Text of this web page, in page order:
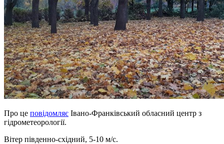
Про це повідомляє Івано-Франківський обласний центр з
гідрометеорології.
Вітер південно-східний, 5-10 м/с.